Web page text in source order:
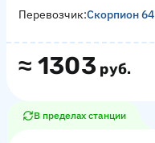
≈ 1303 руб.
Перевозчик:Скорпион 64
В пределах станции